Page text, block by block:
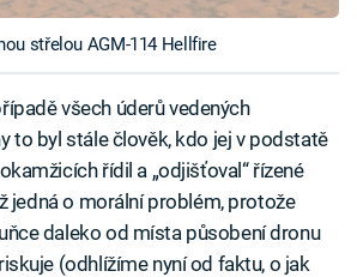
střelou AGM-114 Hellfire
všech úderů vedených
to byl stále člověk, kdo jej v podstatě
řídil a „odjišťoval“ řízené
jedná o morální problém, protože
daleko od místa působení dronu
(odhlížíme nyní od faktu, o jak